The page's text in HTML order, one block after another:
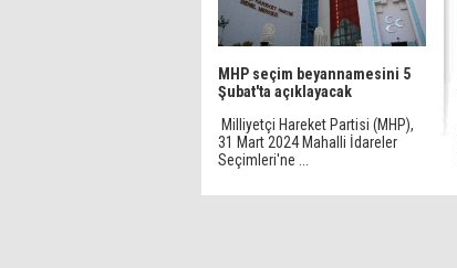
MHP seçim beyannamesini 5
Şubat'ta açıklayacak
Milliyetçi Hareket Partisi (MHP),
31 Mart 2024 Mahalli İdareler
Seçimleri'ne ...